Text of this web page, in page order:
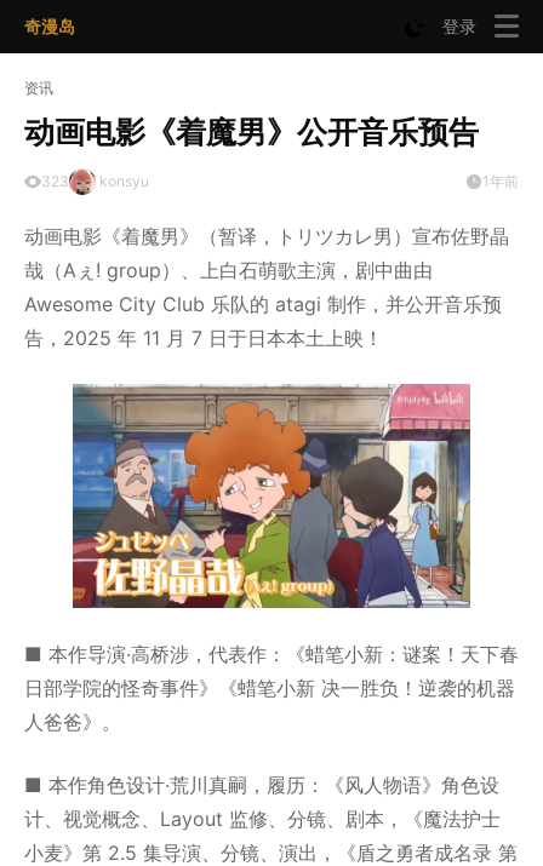
奇漫岛 登录
资讯
动画电影《着魔男》公开音乐预告
323 konsyu 1年前
动画电影《着魔男》（暂译，トリツカレ男）宣布佐野晶
哉（Aぇ! group）、上白石萌歌主演，剧中曲由
Awesome City Club 乐队的 atagi 制作，并公开音乐预
告，2025 年 11 月 7 日于日本本土上映！
■ 本作导演·高桥涉，代表作：《蜡笔小新：谜案！天下春
日部学院的怪奇事件》《蜡笔小新 决一胜负！逆袭的机器
人爸爸》。
■ 本作角色设计·荒川真嗣，履历：《风人物语》角色设
计、视觉概念、Layout 监修、分镜、剧本，《魔法护士
小麦》第 2.5 集导演、分镜、演出，《盾之勇者成名录 第